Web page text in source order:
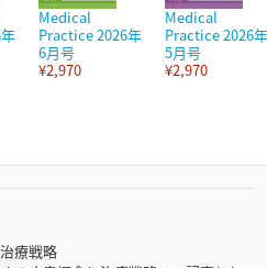
Medical
Practice 2026年
6月号
¥2,970
Medical
Practice 2026年
5月号
¥2,970
療戦略